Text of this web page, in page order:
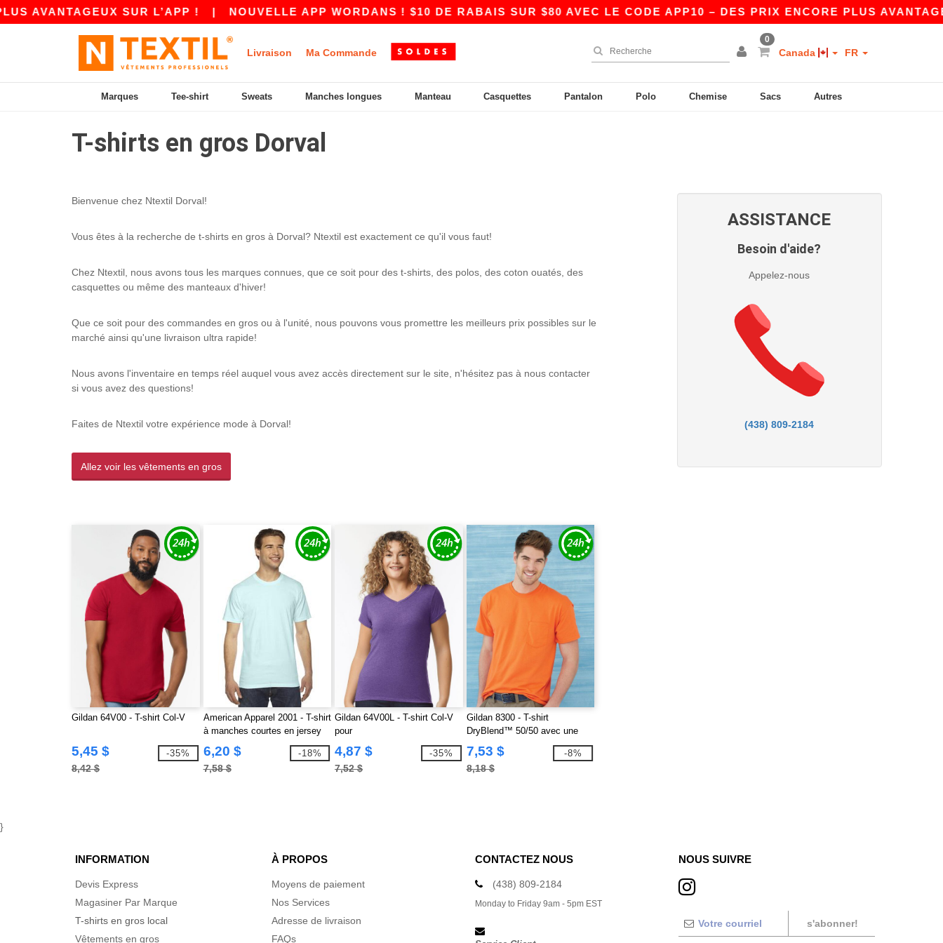
AVANTAGEUX SUR L’APP !| NOUVELLE APP WORDANS ! $10 DE RABAIS SUR $80 AVEC LE CODE APP10 – DES PRIX ENCORE PLUS
Livraison Ma Commande
0
Canada FR
Marques Tee-shirt Sweats Manches longues Manteau Casquettes Pantalon Polo Chemise Sacs Autres
T-shirts en gros Dorval
Bienvenue chez Ntextil Dorval!
Vous êtes à la recherche de t-shirts en gros à Dorval? Ntextil est exactement ce qu'il vous faut!
Chez Ntextil, nous avons tous les marques connues, que ce soit pour des t-shirts, des polos, des coton ouatés, des
casquettes ou même des manteaux d'hiver!
Que ce soit pour des commandes en gros ou à l'unité, nous pouvons vous promettre les meilleurs prix possibles sur le
marché ainsi qu'une livraison ultra rapide!
Nous avons l'inventaire en temps réel auquel vous avez accès directement sur le site, n'hésitez pas à nous contacter
si vous avez des questions!
Faites de Ntextil votre expérience mode à Dorval!
Allez voir les vêtements en gros
Gildan 64V00 - T-shirt Col-V
5,45 $
8,42 $
-35%
American Apparel 2001 - T-shirt
à manches courtes en jersey
6,20 $
7,58 $
-18%
Gildan 64V00L - T-shirt Col-V
pour
4,87 $
7,52 $
-35%
Gildan 8300 - T-shirt
DryBlend™ 50/50 avec une
7,53 $
8,18 $
-8%
ASSISTANCE
Besoin d'aide?
Appelez-nous
(438) 809-2184
}
INFORMATION
Devis Express
Magasiner Par Marque
T-shirts en gros local
Vêtements en gros
À PROPOS
Moyens de paiement
Nos Services
Adresse de livraison
FAQs
CONTACTEZ NOUS
(438) 809-2184
Monday to Friday 9am - 5pm EST
NOUS SUIVRE
s'abonner!